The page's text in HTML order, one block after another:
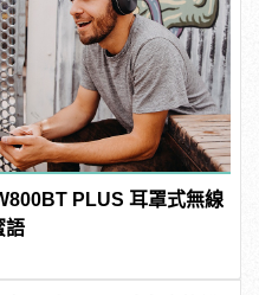
PLUS 耳罩式無線
語